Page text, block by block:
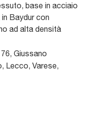
base in acciaio
Baydur con
ad alta densità
, Giussano
Lecco, Varese,